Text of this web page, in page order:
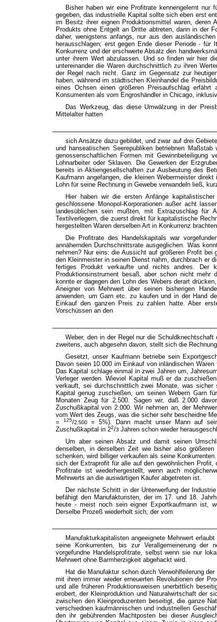
Bisher haben wir eine Profitrate kennengelernt nur
gegeben, das industrielle Kapital sollte sich eben erst
im Besitz ihrer eignen Produktionsmittel waren, deren
Produkts ohne Entgelt an Dritte abtreten, dann in der
daher, wenigstens anfangs, nur aus den
herausschlagen; erst gegen Ende dieser Periode - für
Konkurrenz und der erschwerte Absatz den
unter ihrem Wert abzulassen. Und so finden wir hier
untereinander die Waren durchschnittlich zu ihren
der Regel nach nicht. Ganz im Gegensatz zur
haben, während im städtischen Kleinhandel die
eines Ochsen einen größeren Preisaufschlag
Konsumenten als vom Engroshändler in Chicago,
Das Werkzeug, das diese Umwälzung in der
Mittelalter hatten
sich Ansätze dazu gebildet, und zwar auf drei
und hanseatischen Seerepubliken betriebnen
genossenschaftlichen Formen mit
Lohnarbeiter oder Sklaven. Die Gewerken der
bereits in Aktiengesellschaften zur Ausbeutung des
Kaufmann angefangen, die kleinen Webermeister
Lohn für seine Rechnung in Gewebe verwandeln ließ,
Hier haben wir die ersten Anfänge
geschlossene Monopol-Korporationen außer acht
landesüblichen sein mußten, mit Extrazuschlag
Textilverlegern, die zuerst direkt für kapitalistische
hergestellten Waren derselben Art in Konkurrenz
Die Profitrate des Handelskapitals war
annähernden Durchschnittsrate ausgeglichen. Was
nehmen? Nur eins: die Aussicht auf größeren Profit
den Kleinmeister in seinen Dienst nahm, durchbrach er
fertiges Produkt verkaufte und nichts andres. Der
Produktionsinstrument besaß, aber schon nicht
konnte er dagegen den Lohn des Webers derart
Aneigner von Mehrwert über seinen bisherigen
anwenden, um Garn etc. zu kaufen und in der Hand
Einkauf den ganzen Preis zu zahlen hatte. Aber
Vorschüssen an den
Weber, den in der Regel nur die
zweitens, auch abgesehn davon, stellt sich die
Gesetzt, unser Kaufmann betriebe sein
Davon seien 10.000 im Einkauf von inländischen
Das Kapital schlage einmal in zwei Jahren um,
Verleger werden. Wieviel Kapital muß er da
verkauft, sei durchschnittlich zwei Monate, was
Kapital genug zuschießen, um seinen Webern Garn
Monaten Zeug für 2.500. Sagen wir, daß 2.000
Zuschußkapital von 2.000. Wir nehmen an, der
vom Wert des Zeugs, was die sicher sehr bescheidne
=125/2.500
= 5%). Dann macht unser Mann auf
Zuschußkapital in 22/3 Jahren schon wieder
Um aber seinen Absatz und damit seinen
denselben, in derselben Zeit wie bisher also
schenken, wird billiger verkaufen als seine
sich der Extraprofit für alle auf den gewöhnlichen
Profitrate ist wiederhergestellt, wenn auch
Mehrwerts an die auswärtigen Käufer abgetreten ist.
Der nächste Schritt in der Unterwerfung der
befähigt den Manufakturisten, der im 17. und 18.
heute - meist noch sein eigner Exportkaufmann ist,
Derselbe Prozeß wiederholt sich; der vom
Manufakturkapitalisten angeeignete Mehrwert
seine Konkurrenten, bis zur Verallgemeinerung der
vorgefundne Handelsprofitrate, selbst wenn sie nur
Mehrwert ohne Barmherzigkeit abgehackt wird.
Hat die Manufaktur schon durch Verwohlfeilerung
mit ihren immer wieder erneuerten Revolutionen der
und alle früheren Produktionsweisen unerbittlich
erobert, der Kleinproduktion und Naturalwirtschaft der
zwischen den Kleinproduzenten beseitigt, die ganze
verschiednen kaufmännischen und industriellen
den ihr gebührenden Machtposten bei dieser